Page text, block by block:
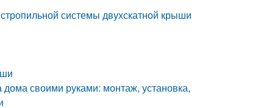
системы двухскатной крыши
своими руками: монтаж, установка,